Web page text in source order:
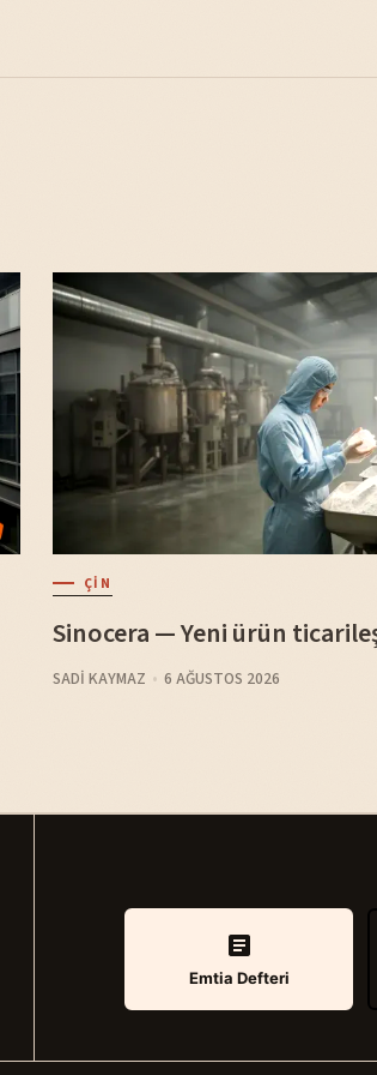
ÇIN
Sinocera — Yeni ürün
SADI KAYMAZ 6 AĞUSTOS 2026
Emtia Defteri